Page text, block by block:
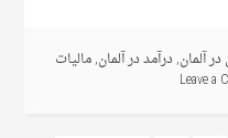
آلمان,درآمد در آلمان,مالیات
Leave a